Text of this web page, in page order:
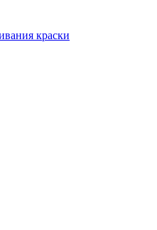
краски